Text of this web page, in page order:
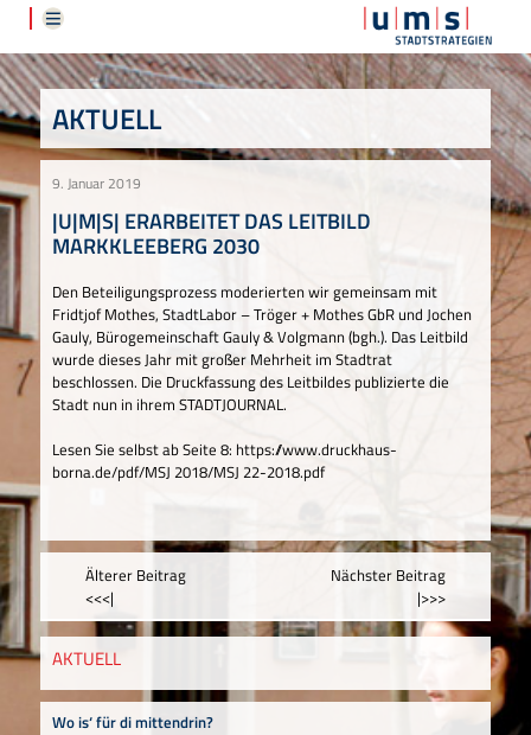
AKTUELL
9. Januar 2019
|U|M|S| ERARBEITET DAS LEITBILD
MARKKLEEBERG 2030
Den Beteiligungsprozess moderierten wir gemeinsam mit
Fridtjof Mothes, StadtLabor – Tröger + Mothes GbR und Jochen
Gauly, Bürogemeinschaft Gauly & Volgmann (bgh.). Das Leitbild
wurde dieses Jahr mit großer Mehrheit im Stadtrat
beschlossen. Die Druckfassung des Leitbildes publizierte die
Stadt nun in ihrem STADTJOURNAL.
Lesen Sie selbst ab Seite 8: https://www.druckhaus-
borna.de/pdf/MSJ 2018/MSJ 22-2018.pdf
Nächster Beitrag
|>>>
Älterer Beitrag
<<<|
AKTUELL
Wo is‘ für di mittendrin?